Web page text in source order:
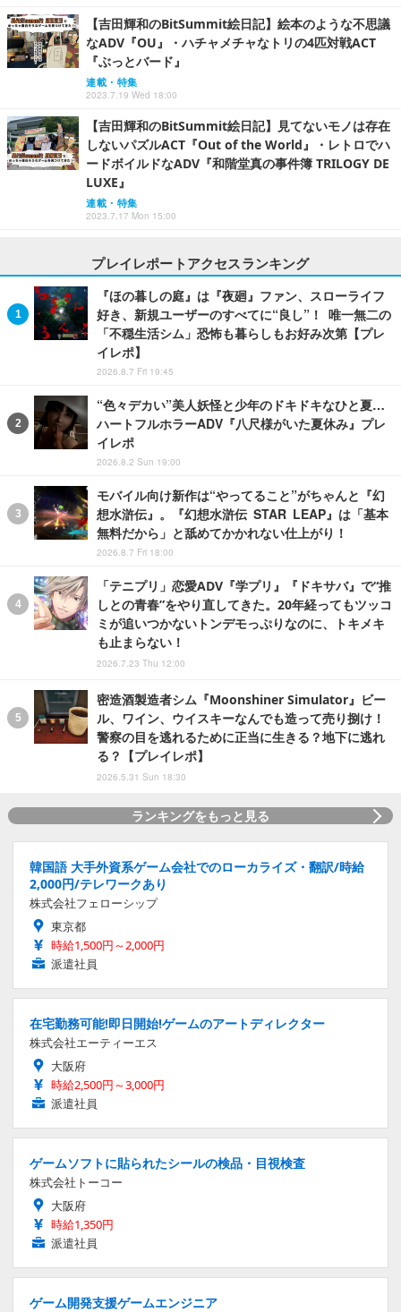
【吉田輝和のBitSummit絵日記】絵本のような不思議
なADV『OU』・ハチャメチャなトリの4匹対戦ACT
『ぶっとバード』
連載・特集
2023.7.19 Wed 18:00
【吉田輝和のBitSummit絵日記】見てないモノは存在
しないパズルACT『Out of the World』・レトロでハ
ードボイルドなADV『和階堂真の事件簿 TRILOGY DE
LUXE』
連載・特集
2023.7.17 Mon 15:00
プレイレポートアクセスランキング
『ほの暮しの庭』は『夜廻』ファン、スローライフ
好き、新規ユーザーのすべてに“良し”！ 唯一無二の
「不穏生活シム」恐怖も暮らしもお好み次第【プレ
イレポ】
2026.8.7 Fri 19:45
“色々デカい”美人妖怪と少年のドキドキなひと夏…
ハートフルホラーADV『八尺様がいた夏休み』プレ
イレポ
2026.8.2 Sun 19:00
モバイル向け新作は“やってること”がちゃんと『幻
想水滸伝』。『幻想水滸伝 STAR LEAP』は「基本
無料だから」と舐めてかかれない仕上がり！
2026.8.7 Fri 18:00
「テニプリ」恋愛ADV『学プリ』『ドキサバ』で“推
しとの青春”をやり直してきた。20年経ってもツッコ
ミが追いつかないトンデモっぷりなのに、トキメキ
も止まらない！
2026.7.23 Thu 12:00
密造酒製造者シム『Moonshiner Simulator』ビー
ル、ワイン、ウイスキーなんでも造って売り捌け！
警察の目を逃れるために正当に生きる？地下に逃れ
る？【プレイレポ】
2026.5.31 Sun 18:30
ランキングをもっと見る
韓国語 大手外資系ゲーム会社でのローカライズ・翻訳/時給
2,000円/テレワークあり
株式会社フェローシップ
東京都
時給1,500円～2,000円
派遣社員
在宅勤務可能!即日開始!ゲームのアートディレクター
株式会社エーティーエス
大阪府
時給2,500円～3,000円
派遣社員
ゲームソフトに貼られたシールの検品・目視検査
株式会社トーコー
大阪府
時給1,350円
派遣社員
ゲーム開発支援ゲームエンジニア